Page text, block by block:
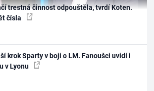
trestná činnost odpouštěla, tvrdí Koten.
čísla
krok Sparty v boji o LM. Fanoušci uvidí i
v Lyonu